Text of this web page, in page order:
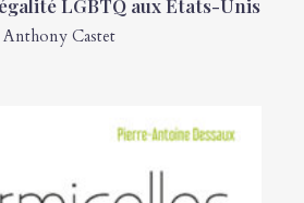
LGBTQ aux États-Unis
Anthony Castet